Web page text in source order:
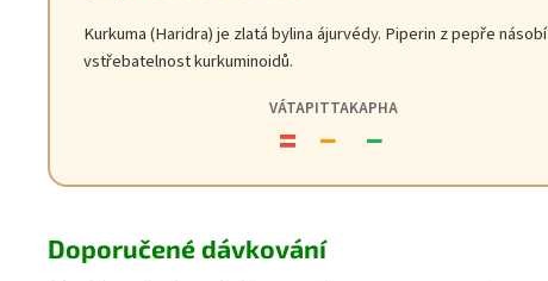
Kurkuma (Haridra) je zlatá bylina ájurvédy. Piperin z pepře násobí
vstřebatelnost kurkuminoidů.
VÁTA
=
PITTA
−
KAPHA
−
Doporučené dávkování